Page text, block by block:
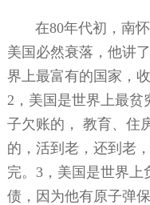
在80年代初，南怀
美国必然衰落，他讲
界上最富有的国家，
2，美国是世界上最
子欠账的， 教育、住
的，活到老，还到老
完。3，美国是世界
债，因为他有原子弹